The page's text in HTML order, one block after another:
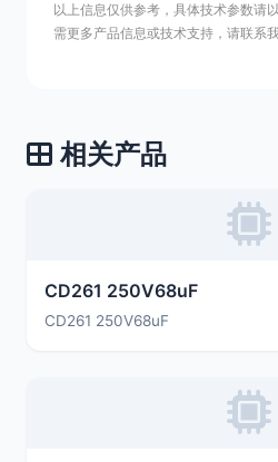
以上信息仅供参考，具体技术参数请
需更多产品信息或技术支持，请联系
相关产品
CD261 250V68uF
CD261 250V68uF